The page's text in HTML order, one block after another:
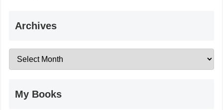
Archives
My Books